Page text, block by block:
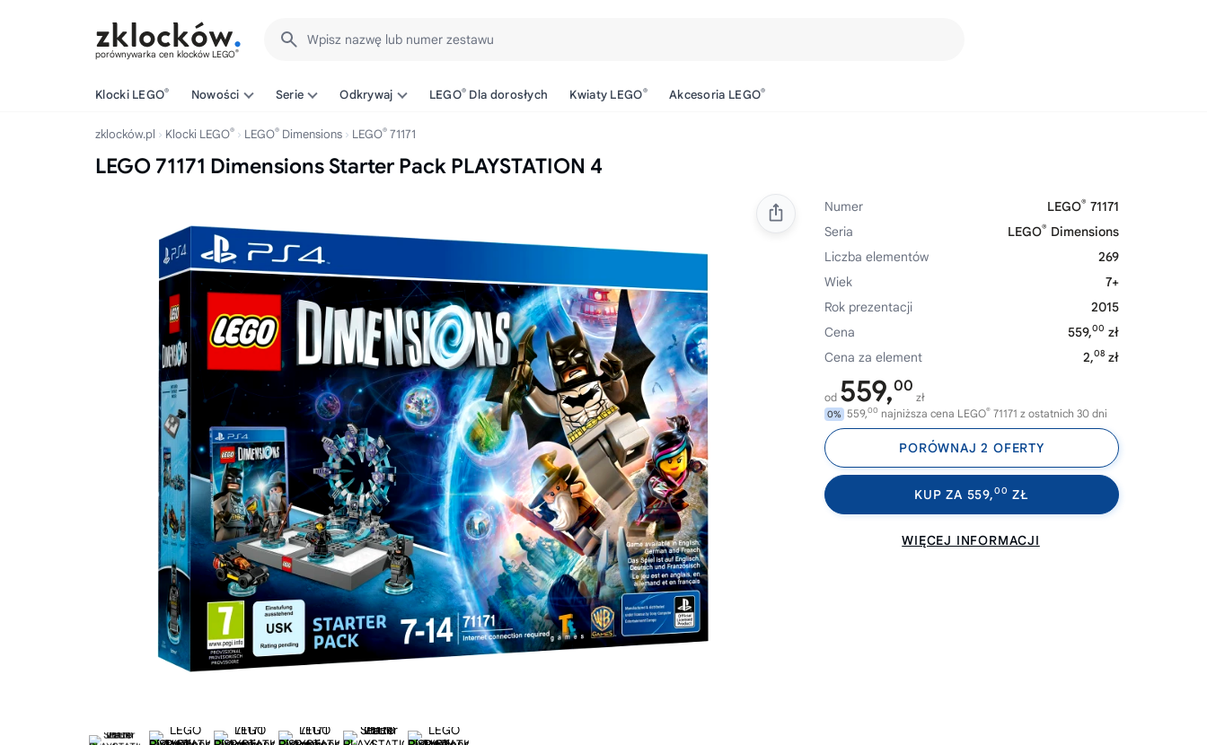
porównywarka cen klocków LEGO®
Wpisz nazwę lub numer zestawu
Klocki LEGO® Nowości Serie Odkrywaj LEGO® Dla dorosłych Kwiaty LEGO® Akcesoria LEGO®
zklocków.pl Klocki LEGO® LEGO® Dimensions LEGO® 71171
LEGO 71171 Dimensions Starter Pack PLAYSTATION 4
Numer LEGO® 71171
Seria
LEGO® Dimensions
Liczba elementów
269
Wiek
7+
Rok prezentacji
2015
Cena
559,00 zł
Cena za element
2,08 zł
od 559,00
zł
0% 559,00 najniższa cena LEGO® 71171 z ostatnich 30 dni
PORÓWNAJ 2 OFERTY
KUP ZA 559,00 ZŁ
WIĘCEJ INFORMACJI